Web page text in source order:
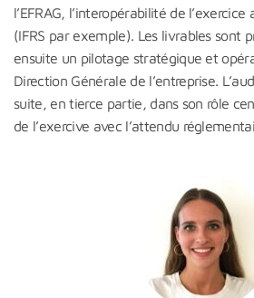
l’EFRAG, l’interopérabilité de
(IFRS par exemple). Les livrables sont
ensuite un pilotage stratégique et
Direction Générale de l’entreprise.
suite, en tierce partie, dans son rôle
de l’exercive avec l’attendu